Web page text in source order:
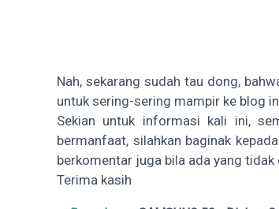
Nah, sekarang sudah tau dong,
untuk sering-sering mampir ke blog
Sekian untuk informasi kali ini,
bermanfaat, silahkan baginak
berkomentar juga bila ada yang
Terima kasih